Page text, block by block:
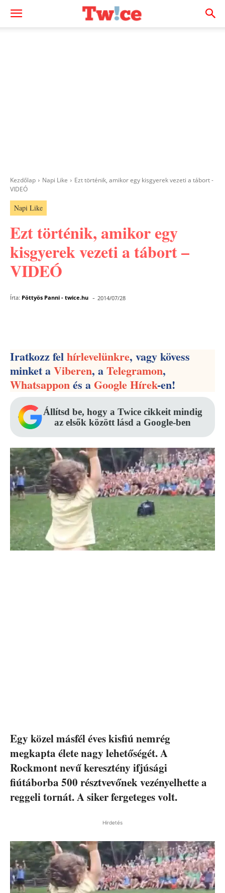
Kezdőlap Napi Like
Ezt történik, amikor egy kisgyerek vezeti a tábort -
VIDEÓ
Napi Like
Ezt történik, amikor egy
kisgyerek vezeti a tábort –
VIDEÓ
Írta: Pöttyös Panni - twice.hu - 2014/07/28
Iratkozz felhírlevelünkre, vagy kövess
minket aViberen, aTelegramon,
Whatsapponés aGoogle Hírek-en!
Állítsd be, hogy a Twice cikkeit mindig
az elsők között lásd a Google-ben
Egy közel másfél éves kisfiú nemrég
megkapta élete nagy lehetőségét. A
Rockmont nevű keresztény ifjúsági
fiútáborba 500 résztvevőnek vezényelhette a
reggeli tornát. A siker fergeteges volt.
Hirdetés